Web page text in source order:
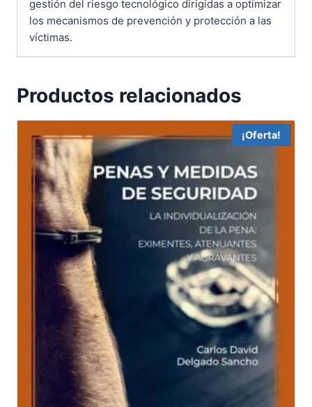
gestión del riesgo tecnológico dirigidas a optimizar
los mecanismos de prevención y protección a las
víctimas.
Productos relacionados
¡Oferta!